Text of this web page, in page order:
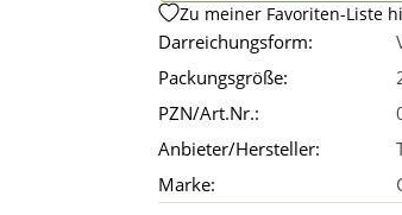
Zu meiner Favoriten-Liste
Darreichungsform:
Packungsgröße:
PZN/Art.Nr.:
Anbieter/Hersteller:
Marke: